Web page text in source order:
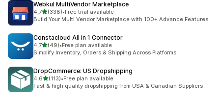
Webkul MultiVendor Marketplace
4,7z 5 hvězd
(338)
Celkový počet recenzí: 338
•Free trial available
Build Your Multi Vendor Marketplace with 100+ Advance Features
Constacloud All in 1 Connector
4,7z 5 hvězd
(49)
Celkový počet recenzí: 49
•Free plan available
Simplify Inventory, Orders & Shipping Across Platforms
DropCommerce: US Dropshipping
4,6z 5 hvězd
(113)
Celkový počet recenzí: 113
•Free plan available
Fast & high quality dropshipping from USA & Canadian Suppliers